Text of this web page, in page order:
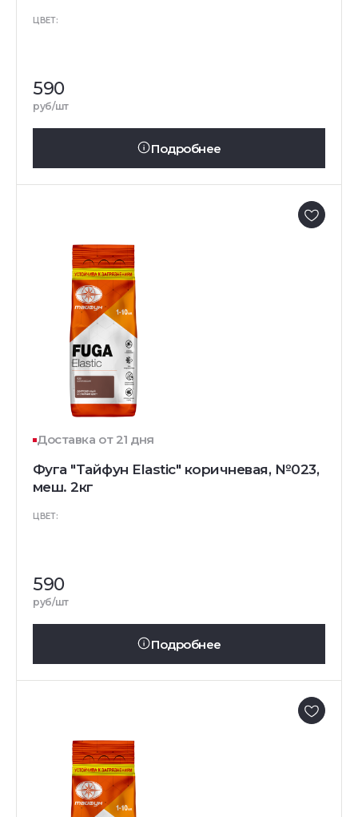
ЦВЕТ:
590
руб/шт
Подробнее
Доставка от 21 дня
Фуга "Тайфун Elastic" коричневая, №023,
меш. 2кг
ЦВЕТ:
590
руб/шт
Подробнее